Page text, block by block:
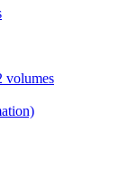
volumes